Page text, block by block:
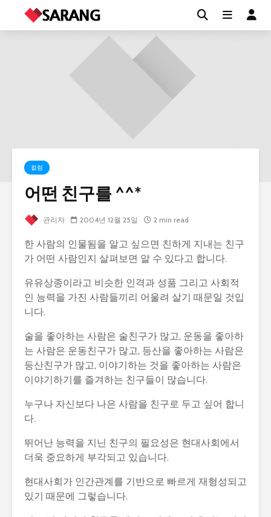
컬럼
어떤 친구를 ^^*
관리자 2004년 12월 25일 2 min read
한 사람의 인물됨을 알고 싶으면 친하게 지내는 친구
가 어떤 사람인지 살펴보면 알 수 있다고 합니다.
유유상종이라고 비슷한 인격과 성품 그리고 사회적
인 능력을 가진 사람들끼리 어울려 살기 때문일 것입
니다.
술을 좋아하는 사람은 술친구가 많고, 운동을 좋아하
는 사람은 운동친구가 많고, 등산을 좋아하는 사람은
등산친구가 많고, 이야기하는 것을 좋아하는 사람은
이야기하기를 즐겨하는 친구들이 많습니다.
누구나 자신보다 나은 사람을 친구로 두고 싶어 합니
다.
뛰어난 능력을 지닌 친구의 필요성은 현대사회에서
더욱 중요하게 부각되고 있습니다.
현대사회가 인간관계를 기반으로 빠르게 재형성되고
있기 때문에 그렇습니다.